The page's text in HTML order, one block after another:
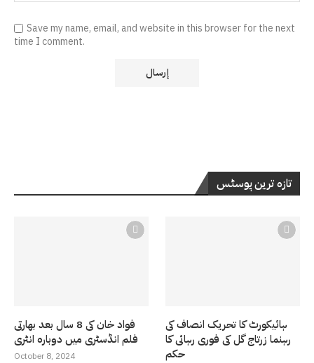
Save my name, email, and website in this browser for the next
time I comment.
تازہ ترین پوسٹس
فواد خان کی 8 سال بعد بھارتی
فلم انڈسٹری میں دوبارہ انٹری
October 8, 2024
ہائیکورٹ کا تحریک انصاف کی
رہنما زرتاج گل کی فوری رہائی کا
حکم